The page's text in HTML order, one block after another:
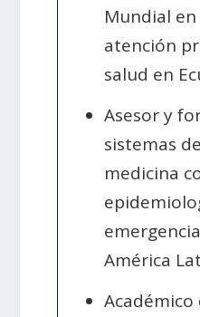
Mundial
atención
salud en
Asesor y
sistemas
medicina
América